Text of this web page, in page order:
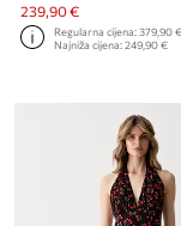
239,90 €
Regularna cijena:379,90 €
Najniža cijena:249,90 €